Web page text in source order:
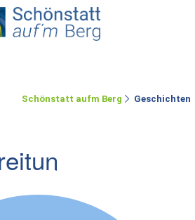
Schönstatt aufm Berg Geschichten